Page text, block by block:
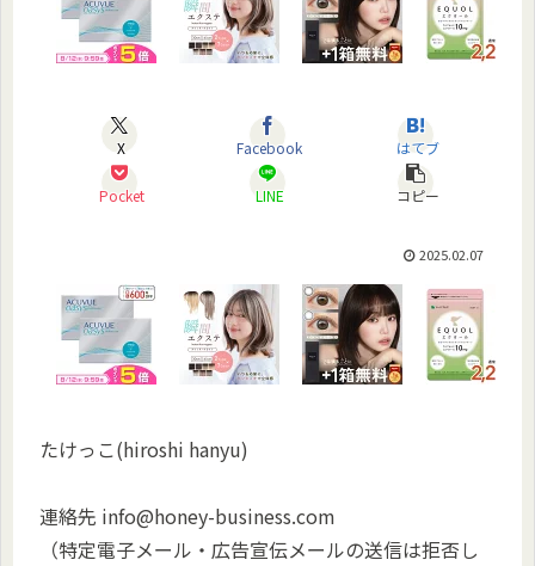
X Facebook はてブ
Pocket LINE コピー
2025.02.07
たけっこ(hiroshi hanyu)
連絡先 info@honey-business.com
（特定電子メール・広告宣伝メールの送信は拒否し